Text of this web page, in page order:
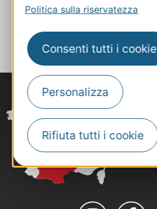
Politica sulla riservatezza
Consenti tutti i cookie
Personalizza
Rifiuta tutti i cookie